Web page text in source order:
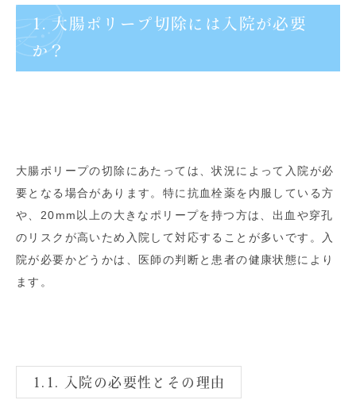
1. 大腸ポリープ切除には入院が必要
か？
大腸ポリープの切除にあたっては、状況によって入院が必
要となる場合があります。特に抗血栓薬を内服している方
や、20mm以上の大きなポリープを持つ方は、出血や穿孔
のリスクが高いため入院して対応することが多いです。入
院が必要かどうかは、医師の判断と患者の健康状態により
ます。
1.1. 入院の必要性とその理由